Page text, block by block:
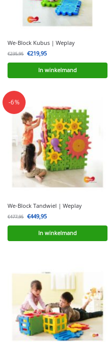
We-Block Kubus | Weplay
€235,95 €219,95
In winkelmand
-6%
We-Block Tandwiel | Weplay
€477,95 €449,95
In winkelmand